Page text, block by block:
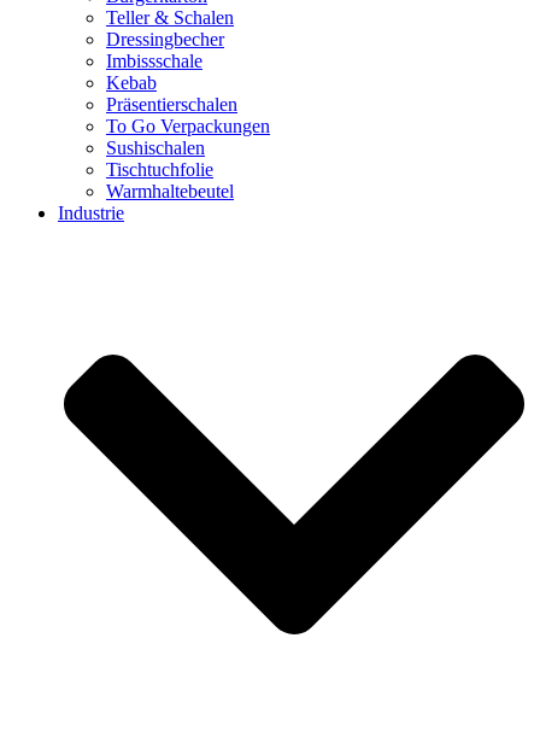
Teller & Schalen
Dressingbecher
Imbissschale
Kebab
Präsentierschalen
To Go Verpackungen
Sushischalen
Tischtuchfolie
Warmhaltebeutel
Industrie